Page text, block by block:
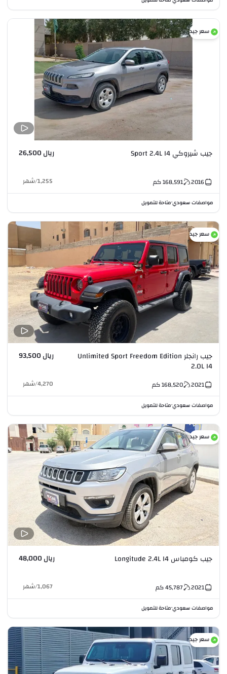
سعر جيد
جيب شيروكي Sport 2.4L I4 ريال 26,500
2016
168,591كم 1,255
/شهر
مواصفات سعودي•متاحة للتمويل
سعر جيد
جيب رانجلر Unlimited Sport Freedom Edition
2.0L I4
ريال 93,500
2021
168,520كم 4,270
/شهر
مواصفات سعودي•متاحة للتمويل
سعر جيد
جيب كومباس Longitude 2.4L I4 ريال 48,000
2021
45,787كم 1,067
/شهر
مواصفات سعودي•متاحة للتمويل
سعر جيد